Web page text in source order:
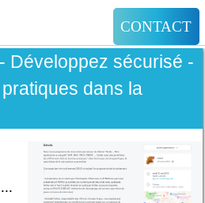
CONTACT
Développez sécurisé -
dans la